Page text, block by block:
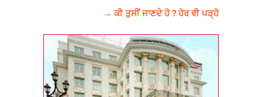
→ ਕੀ ਤੁਸੀਂ ਜਾਣਦੇ ਹੋ ? ਹੋਰ ਵੀ ਪੜ੍ਹੋ